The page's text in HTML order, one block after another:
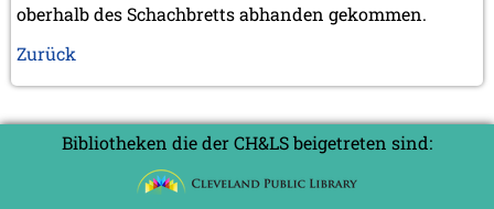
oberhalb des Schachbretts abhanden gekommen.
Zurück
Bibliotheken die der CH&LS beigetreten sind: